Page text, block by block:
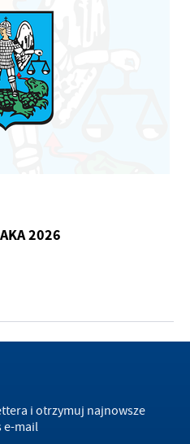
2026
i otrzymuj najnowsze
e-mail